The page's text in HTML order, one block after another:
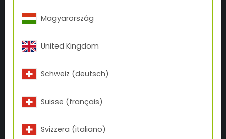
SUR TIGER
L'histoire de TIGER
BUSINESS UNITS
Tattoo
NEWS
Magyarország
United Kingdom
Schweiz (deutsch)
Suisse (français)
Svizzera (italiano)